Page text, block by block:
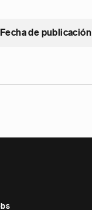
Fecha de publicación